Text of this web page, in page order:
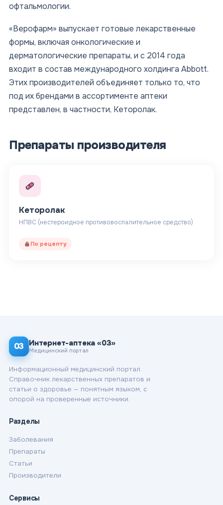
офтальмологии.
«Верофарм» выпускает готовые лекарственные
формы, включая онкологические и
дерматологические препараты, и с 2014 года
входит в состав международного холдинга Abbott.
Этих производителей объединяет только то, что
под их брендами в ассортименте аптеки
представлен, в частности, Кеторолак.
Препараты производителя
Кеторолак
НПВС (нестероидное противовоспалительное средство)
По рецепту
03 Интернет-аптека «03»
Медицинский портал
Информационный медицинский портал.
Справочник лекарственных препаратов и
статьи о здоровье — понятным языком, с
опорой на проверенные источники.
Разделы
Заболевания
Препараты
Статьи
Производители
Сервисы